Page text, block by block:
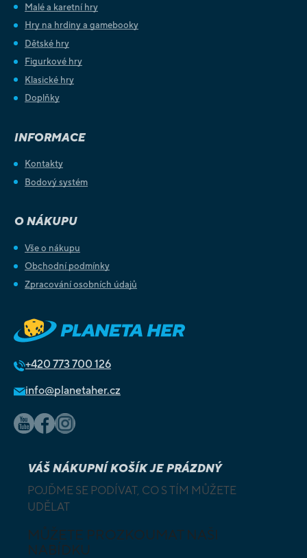
Malé a karetní hry
Hry na hrdiny a gamebooky
Dětské hry
Figurkové hry
Klasické hry
Doplňky
INFORMACE
Kontakty
Bodový systém
O NÁKUPU
Vše o nákupu
Obchodní podmínky
Zpracování osobních údajů
+420 773 700 126
info@planetaher.cz
VÁŠ NÁKUPNÍ KOŠÍK JE PRÁZDNÝ
POJĎME SE PODÍVAT, CO S TÍM MŮŽETE
UDĚLAT
MŮŽETE PROZKOUMAT NAŠI
NABÍDKU